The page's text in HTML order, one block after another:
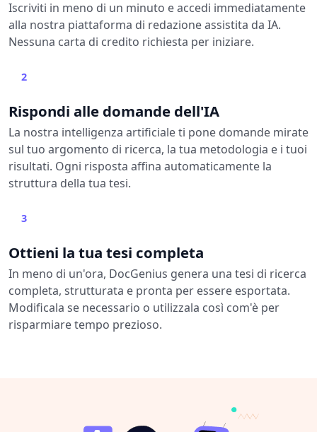
Iscriviti in meno di un minuto e accedi immediatamente
alla nostra piattaforma di redazione assistita da IA.
Nessuna carta di credito richiesta per iniziare.
2
Rispondi alle domande dell'IA
La nostra intelligenza artificiale ti pone domande mirate
sul tuo argomento di ricerca, la tua metodologia e i tuoi
risultati. Ogni risposta affina automaticamente la
struttura della tua tesi.
3
Ottieni la tua tesi completa
In meno di un'ora, DocGenius genera una tesi di ricerca
completa, strutturata e pronta per essere esportata.
Modificala se necessario o utilizzala così com'è per
risparmiare tempo prezioso.